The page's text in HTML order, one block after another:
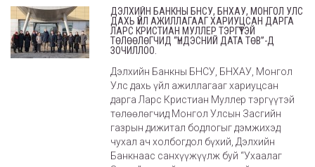
ДЭЛХИЙН БАНКНЫ БНСУ, БНХАУ, МОНГОЛ УЛС
ДАХЬ ҮЙЛ АЖИЛЛАГААГ ХАРИУЦСАН ДАРГА
ЛАРС КРИСТИАН МУЛЛЕР ТЭРГҮҮТЭЙ
ТӨЛӨӨЛӨГЧИД “ҮНДЭСНИЙ ДАТА ТӨВ”-Д
ЗОЧИЛЛОО.
Дэлхийн Банкны БНСУ, БНХАУ, Монгол
Улс дахь үйл ажиллагааг хариуцсан
дарга Ларс Кристиан Муллер тэргүүтэй
төлөөлөгчид Монгол Улсын Засгийн
газрын дижитал бодлогыг дэмжихэд
чухал ач холбогдол бүхий, Дэлхийн
Банкнаас санхүүжүүлж буй “Ухаалаг